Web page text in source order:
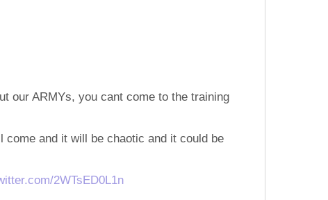
our ARMYs, you cant come to the training
come and it will be chaotic and it could be
2WTsED0L1n